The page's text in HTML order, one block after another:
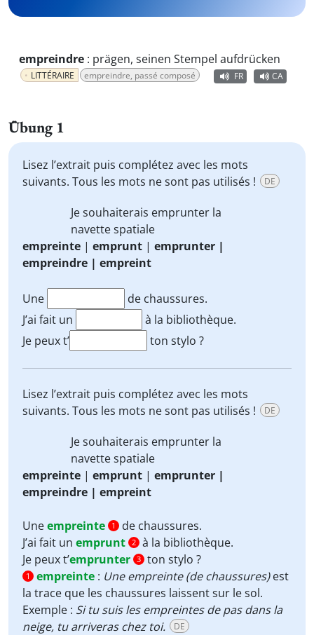
empreindre : prägen, seinen Stempel aufdrücken
LITTÉRAIRE empreindre, passé composé FR CA
Übung 1
Lisez l’extrait puis complétez avec les mots
suivants. Tous les mots ne sont pas utilisés !
DE
Je souhaiterais emprunter la
navette spatiale
empreinte | emprunt | emprunter |
empreindre | empreint
Une
de chaussures.
J’ai fait un
à la bibliothèque.
Je peux t’
ton stylo ?
Lisez l’extrait puis complétez avec les mots
suivants. Tous les mots ne sont pas utilisés !
DE
Je souhaiterais emprunter la
navette spatiale
empreinte | emprunt | emprunter |
empreindre | empreint
Uneempreinte 1
de chaussures.
J’ai fait un emprunt 2 à la bibliothèque.
Je peux t’emprunter 3 ton stylo ?
1 empreinte : Une empreinte (de chaussures)est
la trace que les chaussures laissent sur le sol.
Exemple : Si tu suis les empreintes de pas dans la
neige, tu arriveras chez toi.
DE